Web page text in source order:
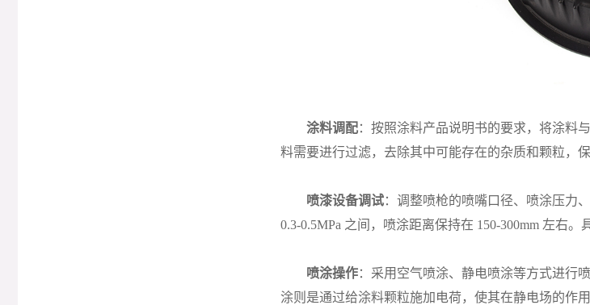
涂料调配：按照涂料产品说明书的要求，将涂料
料需要进行过滤，去除其中可能存在的杂质和颗粒，保
喷漆设备调试：调整喷枪的喷嘴口径、喷涂压力
0.3-0.5MPa 之间，喷涂距离保持在 150-300mm 左右
喷涂操作：采用空气喷涂、静电喷涂等方式进行
涂则是通过给涂料颗粒施加电荷，使其在静电场的作